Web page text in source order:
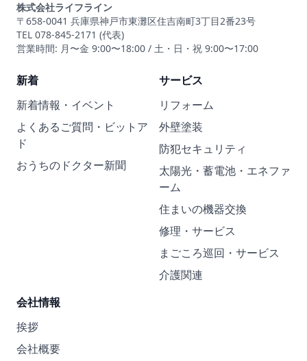
株式会社ライフライン
〒658-0041 兵庫県神戸市東灘区住吉南町3丁目2番23号
TEL 078-845-2171 (代表)
営業時間: 月〜金 9:00〜18:00 / 土・日・祝 9:00〜17:00
新着
新着情報・イベント
よくあるご質問・ビットア
ド
おうちのドクター新聞
サービス
リフォーム
外壁塗装
防犯セキュリティ
太陽光・蓄電池・エネファ
ーム
住まいの機器交換
修理・サービス
まごころ巡回・サービス
介護関連
会社情報
挨拶
会社概要